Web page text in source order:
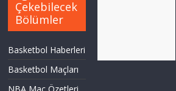
Çekebilecek
Bölümler
Basketbol Haberleri
Basketbol Maçları